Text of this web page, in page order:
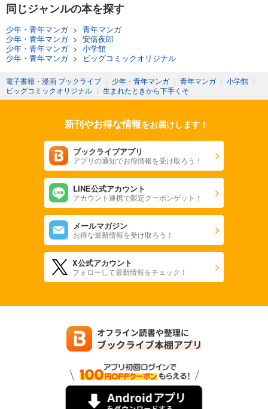
同じジャンルの本を探す
少年・青年マンガ> 青年マンガ
少年・青年マンガ> 安倍夜郎
少年・青年マンガ> 小学館
少年・青年マンガ> ビッグコミックオリジナル
電子書籍・漫画 ブックライブ 〉 少年・青年マンガ 〉 青年マンガ 〉 小学館 〉
ビッグコミックオリジナル 〉 生まれたときから下手くそ
新刊やお得な情報をお届けします！
ブックライブアプリ
アプリの通知でお得情報を受け取ろう！
LINE公式アカウント
アカウント連携で限定クーポンゲット！
メールマガジン
お得な最新情報を受け取ろう！
X公式アカウント
フォローして最新情報をチェック！